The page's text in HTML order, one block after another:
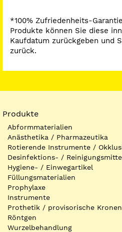
*100% Zufriedenheits-
Produkte können Sie diese
Kaufdatum zurückgeben und
zurück.
Produkte
Abformmaterialien
Anästhetika / Pharmazeutika
Rotierende Instrumente /
Desinfektions- /
Hygiene- / Einwegartikel
Füllungsmaterialien
Prophylaxe
Instrumente
Prothetik / provisorische Kronen
Röntgen
Wurzelbehandlung